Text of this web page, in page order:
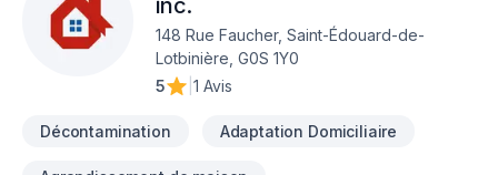
inc.
148 Rue Faucher, Saint-Édouard-de-
Lotbinière, G0S 1Y0
5
1 Avis
Décontamination Adaptation Domiciliaire